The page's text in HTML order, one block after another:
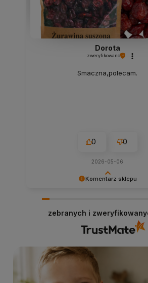
Komentarz sklepu
internetowego stacjabio.pl
Dorota
zweryfikowano
Smaczna,polecam.
0 0
2026-05-06
zebranych i